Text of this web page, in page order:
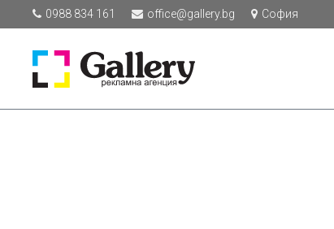
0988 834 161 office@gallery.bg София